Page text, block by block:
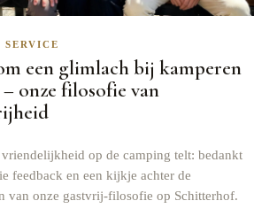
SERVICE
een glimlach bij kamperen
onze filosofie van
vriendelijkheid op de camping telt: bedankt
feedback en een kijkje achter de
van onze gastvrij-filosofie op Schitterhof.